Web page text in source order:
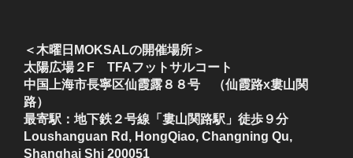
＜木曜日MOKSALの開催場所＞
太陽広場２F TFAフットサルコート
中国上海市長寧区仙霞露８８号 （仙霞路x婁山関
路）
最寄駅：地下鉄２号線「婁山関路駅」徒歩９分
Loushanguan Rd, HongQiao, Changning Qu,
Shanghai Shi 200051